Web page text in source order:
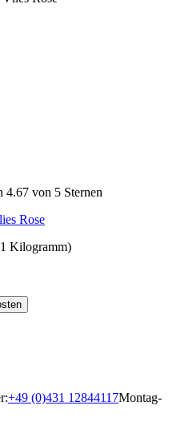
von 5 Sternen
Rose
Kilogramm)
+49 (0)431 12844117Montag-